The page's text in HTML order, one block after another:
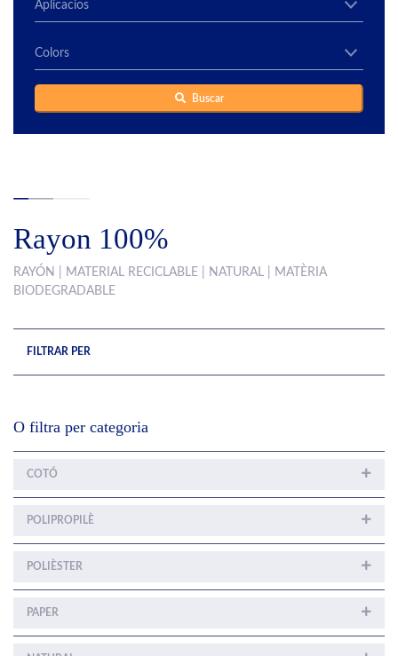
Buscar
Rayon 100%
RAYÓN | MATERIAL RECICLABLE | NATURAL | MATÈRIA
BIODEGRADABLE
FILTRAR PER
O filtra per categoria
COTÓ
POLIPROPILÈ
POLIÈSTER
PAPER